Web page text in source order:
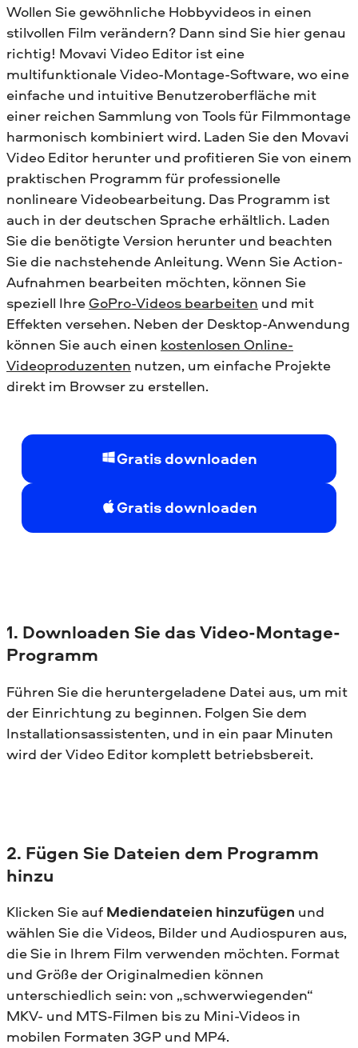
Wollen Sie gewöhnliche Hobbyvideos in einen
stilvollen Film verändern? Dann sind Sie hier genau
richtig! Movavi Video Editor ist eine
multifunktionale Video-Montage-Software, wo eine
einfache und intuitive Benutzeroberfläche mit
einer reichen Sammlung von Tools für Filmmontage
harmonisch kombiniert wird. Laden Sie den Movavi
Video Editor herunter und profitieren Sie von einem
praktischen Programm für professionelle
nonlineare Videobearbeitung. Das Programm ist
auch in der deutschen Sprache erhältlich. Laden
Sie die benötigte Version herunter und beachten
Sie die nachstehende Anleitung. Wenn Sie Action-
Aufnahmen bearbeiten möchten, können Sie
speziell IhreGoPro-Videos bearbeiten und mit
Effekten versehen. Neben der Desktop-Anwendung
können Sie auch einen kostenlosen Online-
Videoproduzenten nutzen, um einfache Projekte
direkt im Browser zu erstellen.
Gratis downloaden
Gratis downloaden
1. Downloaden Sie das Video-Montage-
Programm
Führen Sie die heruntergeladene Datei aus, um mit
der Einrichtung zu beginnen. Folgen Sie dem
Installationsassistenten, und in ein paar Minuten
wird der Video Editor komplett betriebsbereit.
2. Fügen Sie Dateien dem Programm
hinzu
Klicken Sie auf Mediendateien hinzufügen und
wählen Sie die Videos, Bilder und Audiospuren aus,
die Sie in Ihrem Film verwenden möchten. Format
und Größe der Originalmedien können
unterschiedlich sein: von „schwerwiegenden“
MKV- und MTS-Filmen bis zu Mini-Videos in
mobilen Formaten 3GP und MP4.